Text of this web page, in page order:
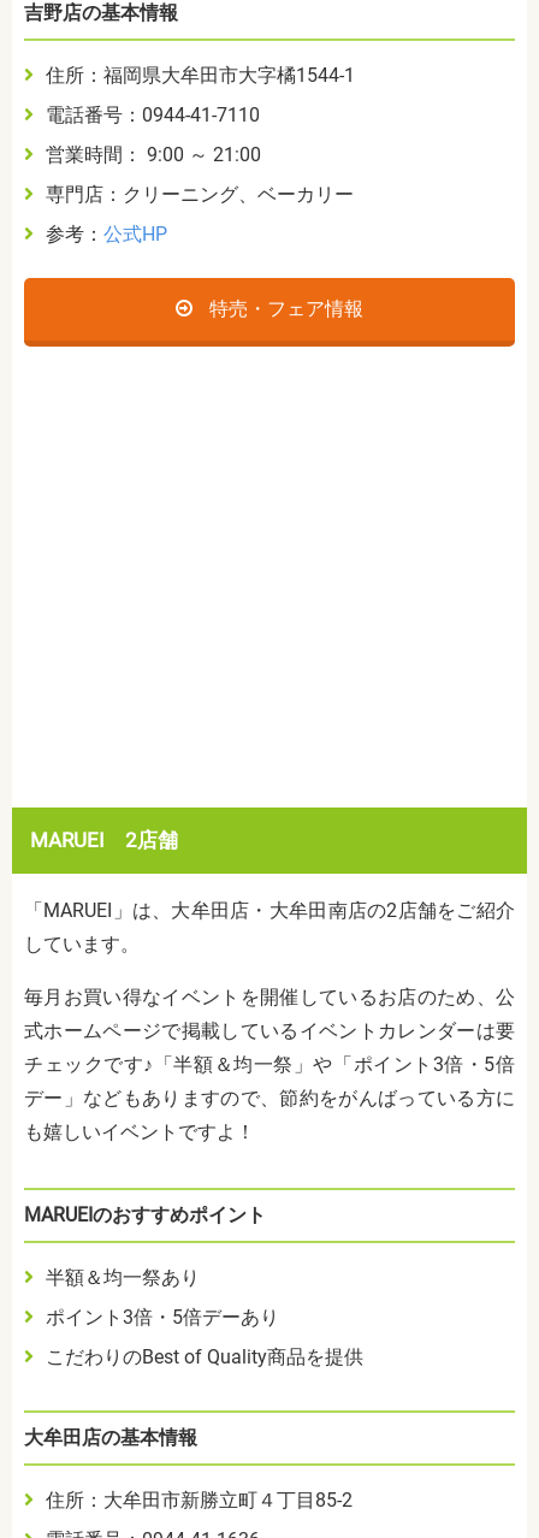
吉野店の基本情報
住所：福岡県大牟田市大字橘1544-1
電話番号：0944-41-7110
営業時間： 9:00 ～ 21:00
専門店：クリーニング、ベーカリー
参考： 公式HP
特売・フェア情報
MARUEI 2店舗
「MARUEI」は、大牟田店・大牟田南店の2店舗をご紹介
しています。
毎月お買い得なイベントを開催しているお店のため、公
式ホームページで掲載しているイベントカレンダーは要
チェックです♪「半額＆均一祭」や「ポイント3倍・5倍
デー」などもありますので、節約をがんばっている方に
も嬉しいイベントですよ！
MARUEIのおすすめポイント
半額＆均一祭あり
ポイント3倍・5倍デーあり
こだわりのBest of Quality商品を提供
大牟田店の基本情報
住所：大牟田市新勝立町４丁目85-2